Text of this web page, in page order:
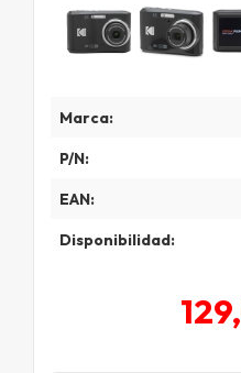
Marca:
P/N:
EAN:
Disponibilidad: